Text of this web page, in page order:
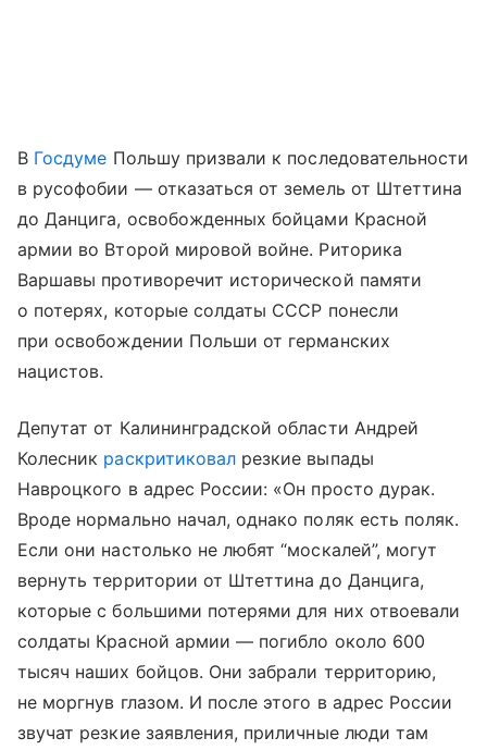
В Госдуме Польшу призвали к последовательности
в русофобии — отказаться от земель от Штеттина
до Данцига, освобожденных бойцами Красной
армии во Второй мировой войне. Риторика
Варшавы противоречит исторической памяти
о потерях, которые солдаты СССР понесли
при освобождении Польши от германских
нацистов.
Депутат от Калининградской области Андрей
Колесник раскритиковал резкие выпады
Навроцкого в адрес России: «Он просто дурак.
Вроде нормально начал, однако поляк есть поляк.
Если они настолько не любят “москалей”, могут
вернуть территории от Штеттина до Данцига,
которые с большими потерями для них отвоевали
солдаты Красной армии — погибло около 600
тысяч наших бойцов. Они забрали территорию,
не моргнув глазом. И после этого в адрес России
звучат резкие заявления, приличные люди там